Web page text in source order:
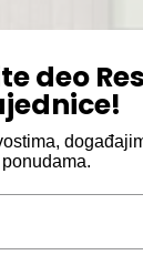
deo
ponudama.